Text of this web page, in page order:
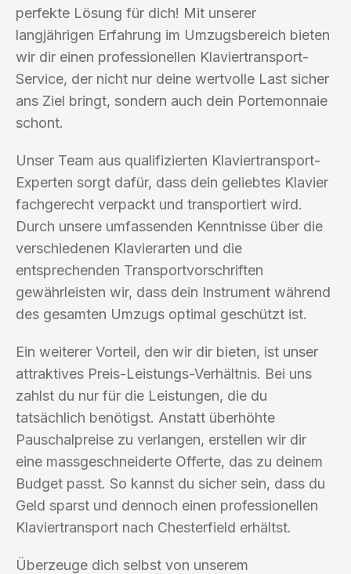
perfekte Lösung für dich! Mit unserer
langjährigen Erfahrung im Umzugsbereich bieten
wir dir einen professionellen Klaviertransport-
Service, der nicht nur deine wertvolle Last sicher
ans Ziel bringt, sondern auch dein Portemonnaie
schont.
Unser Team aus qualifizierten Klaviertransport-
Experten sorgt dafür, dass dein geliebtes Klavier
fachgerecht verpackt und transportiert wird.
Durch unsere umfassenden Kenntnisse über die
verschiedenen Klavierarten und die
entsprechenden Transportvorschriften
gewährleisten wir, dass dein Instrument während
des gesamten Umzugs optimal geschützt ist.
Ein weiterer Vorteil, den wir dir bieten, ist unser
attraktives Preis-Leistungs-Verhältnis. Bei uns
zahlst du nur für die Leistungen, die du
tatsächlich benötigst. Anstatt überhöhte
Pauschalpreise zu verlangen, erstellen wir dir
eine massgeschneiderte Offerte, das zu deinem
Budget passt. So kannst du sicher sein, dass du
Geld sparst und dennoch einen professionellen
Klaviertransport nach Chesterfield erhältst.
Überzeuge dich selbst von unserem